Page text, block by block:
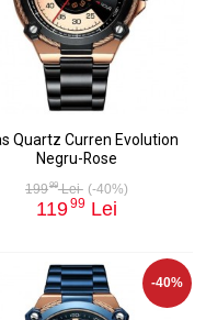
Quartz Curren Evolution
Negru-Rose
19999Lei (-40%)
11999Lei
-40%